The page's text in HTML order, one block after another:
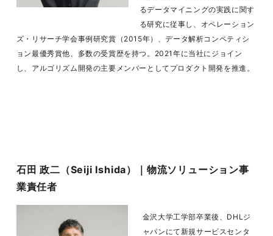
るデータマイニングの実践に関す
る研究に従事し、オペレーション
ズ・リサーチ学会事例研究賞（2015年）、データ解析コンペティシ
ョン最優秀賞他、多数の受賞歴を持つ。2021年に当社にジョイン
し、アルゴリズム開発の主要メンバーとしてプロダクト開発を推進。
石 田 政二（Seiji Ishida）｜物流ソリューション事
業責任者
金沢大学工学部卒業後、DHLジ
ャパンにて新規サービスセンタ